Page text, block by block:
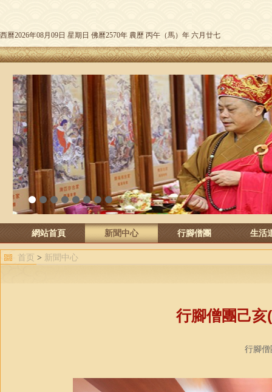
西曆2026年08月09日 星期日 佛曆2570年 農歷 丙午（馬）年 六月廿七
1 3 4 5 6 7 8
網站首頁 新聞中心 行腳僧團 生活
首页 > 新聞中心
行腳僧團己
行腳僧